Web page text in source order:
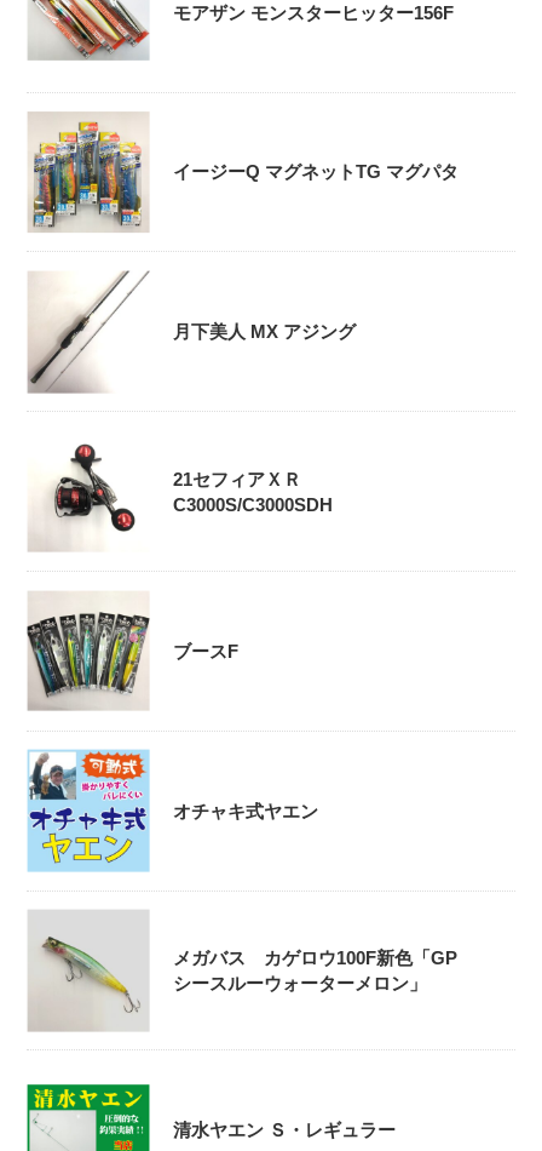
モアザン モンスターヒッター156F
イージーQ マグネットTG マグパタ
月下美人 MX アジング
21セフィアＸＲ
C3000S/C3000SDH
ブースF
オチャキ式ヤエン
メガバス カゲロウ100F新色「GP
シースルーウォーターメロン」
清水ヤエン Ｓ・レギュラー